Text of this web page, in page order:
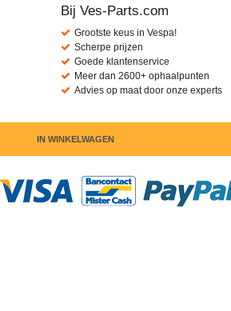
Bij Ves-Parts.com
Grootste keus in Vespa!
Scherpe prijzen
Goede klantenservice
Meer dan 2600+ ophaalpunten
Advies op maat door onze experts
IN WINKELWAGEN